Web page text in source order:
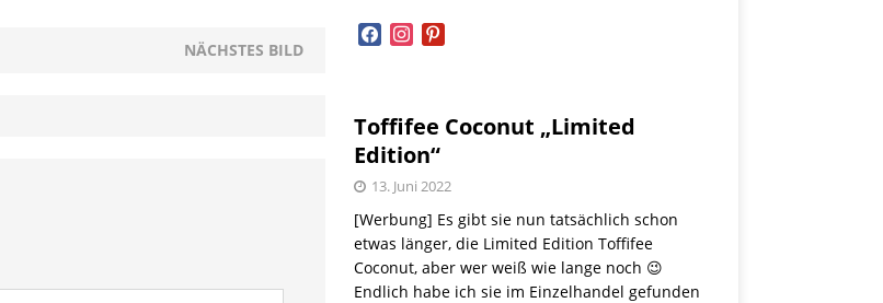
NÄCHSTES BILD
facebookinstagram
pinterest
Toffifee Coconut „Limited
Edition“
13. Juni 2022
[Werbung] Es gibt sie nun tatsächlich schon
etwas länger, die Limited Edition Toffifee
Coconut, aber wer weiß wie lange noch 😉
Endlich habe ich sie im Einzelhandel gefunden